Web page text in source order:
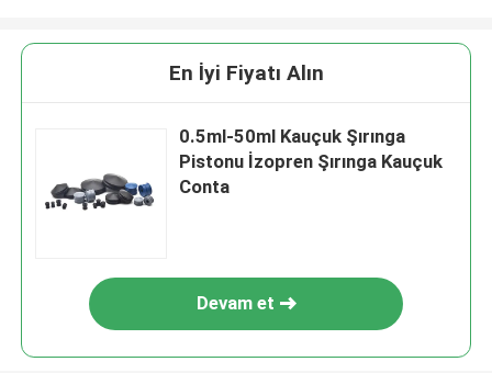
En İyi Fiyatı Alın
0.5ml-50ml Kauçuk Şırınga
Pistonu İzopren Şırınga Kauçuk
Conta
Devam et